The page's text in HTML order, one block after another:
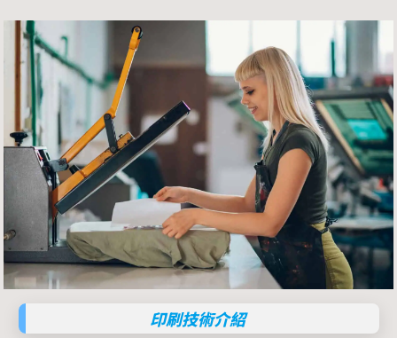
印刷技術介紹